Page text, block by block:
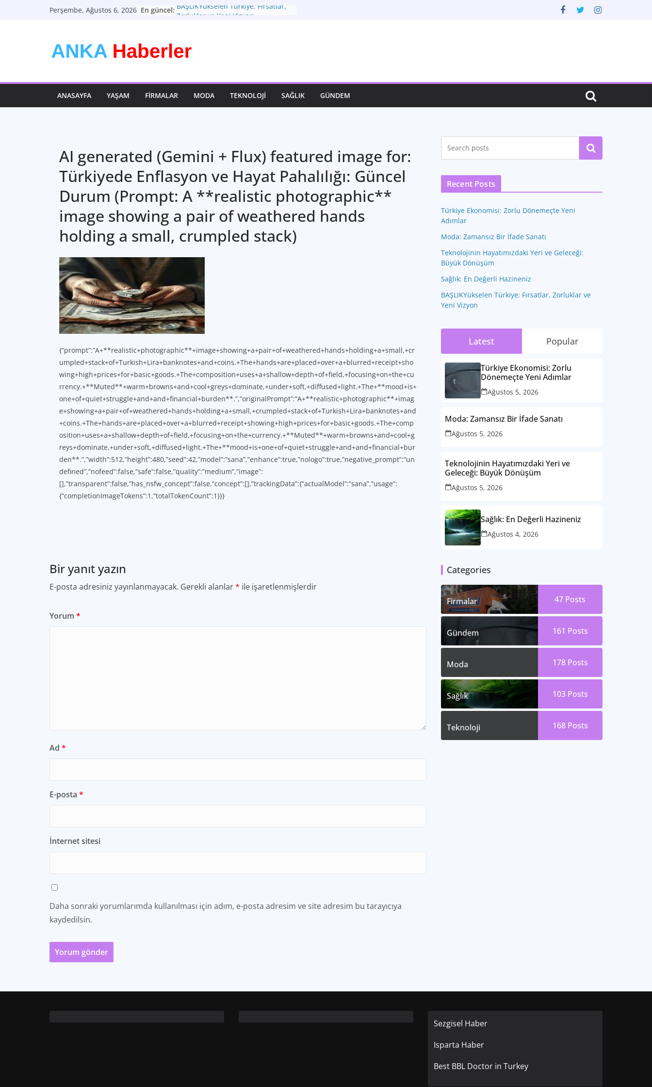
Perşembe, Ağustos 6, 2026 En güncel: BAŞLIKYükselen Türkiye: Fırsatlar,
Moda: Zamansız Bir İfade Sanatı
Teknolojinin Hayatımızdaki Yeri ve
ANASAYFA
YAŞAM FIRMALAR MODA TEKNOLOJI SAĞLIK GÜNDEM
AI generated (Gemini + Flux) featured image for:
Türkiyede Enflasyon ve Hayat Pahalılığı: Güncel
Durum (Prompt: A **realistic photographic**
image showing a pair of weathered hands
holding a small, crumpled stack)
{“prompt”:”A+**realistic+photographic**+image+showing+a+pair+of+weathered+hands+holding+a+small,+cr
umpled+stack+of+Turkish+Lira+banknotes+and+coins.+The+hands+are+placed+over+a+blurred+receipt+sho
wing+high+prices+for+basic+goods.+The+composition+uses+a+shallow+depth+of+field,+focusing+on+the+cu
rrency.+**Muted**+warm+browns+and+cool+greys+dominate,+under+soft,+diffused+light.+The+**mood+is+
one+of+quiet+struggle+and+and+financial+burden**.”,”originalPrompt”:”A+**realistic+photographic**+imag
e+showing+a+pair+of+weathered+hands+holding+a+small,+crumpled+stack+of+Turkish+Lira+banknotes+and
+coins.+The+hands+are+placed+over+a+blurred+receipt+showing+high+prices+for+basic+goods.+The+comp
osition+uses+a+shallow+depth+of+field,+focusing+on+the+currency.+**Muted**+warm+browns+and+cool+g
reys+dominate,+under+soft,+diffused+light.+The+**mood+is+one+of+quiet+struggle+and+and+financial+bur
den**.”,”width”:512,”height”:480,”seed”:42,”model”:”sana”,”enhance”:true,”nologo”:true,”negative_prompt”:”un
defined”,”nofeed”:false,”safe”:false,”quality”:”medium”,”image”:
[],”transparent”:false,”has_nsfw_concept”:false,”concept”:[],”trackingData”:{“actualModel”:”sana”,”usage”:
{“completionImageTokens”:1,”totalTokenCount”:1}}}
Bir yanıt yazın
E-posta adresiniz yayınlanmayacak. Gerekli alanlar* ile işaretlenmişlerdir
Yorum *
Ad *
E-posta *
İnternet sitesi
Daha sonraki yorumlarımda kullanılması için adım, e-posta adresim ve site adresim bu tarayıcıya
kaydedilsin.
Ara
Recent Posts
Türkiye Ekonomisi: Zorlu Dönemeçte Yeni
Adımlar
Moda: Zamansız Bir İfade Sanatı
Teknolojinin Hayatımızdaki Yeri ve Geleceği:
Büyük Dönüşüm
Sağlık: En Değerli Hazineniz
BAŞLIKYükselen Türkiye: Fırsatlar, Zorluklar ve
Yeni Vizyon
Latest Popular
Türkiye Ekonomisi: Zorlu
Dönemeçte Yeni Adımlar
Ağustos 5, 2026
Moda: Zamansız Bir İfade Sanatı
Ağustos 5, 2026
Teknolojinin Hayatımızdaki Yeri ve
Geleceği: Büyük Dönüşüm
Ağustos 5, 2026
Sağlık: En Değerli Hazineniz
Ağustos 4, 2026
Categories
Firmalar 47 Posts
Gündem 161 Posts
Moda 178 Posts
Sağlık 103 Posts
Teknoloji 168 Posts
Sezgisel Haber
Isparta Haber
Best BBL Doctor in Turkey